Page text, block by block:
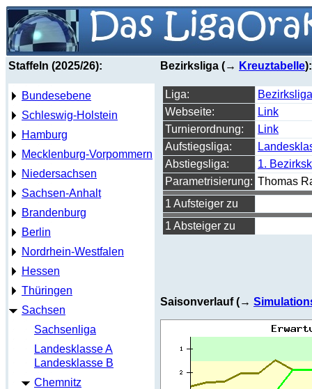
Staffeln (2025/26):
Bundesebene
Schleswig-Holstein
Hamburg
Mecklenburg-Vorpommern
Niedersachsen
Sachsen-Anhalt
Brandenburg
Berlin
Nordrhein-Westfalen
Hessen
Thüringen
Sachsen
Sachsenliga
Landesklasse A
Landesklasse B
Chemnitz
Bezirksliga (→ Kreuztabelle):
Liga:
Webseite:
Link
Turnierordnung:
Link
Aufstiegsliga:
Abstiegsliga:
1.
Parametrisierung: Thomas
1 Aufsteiger zu
1 Absteiger zu
Saisonverlauf (→